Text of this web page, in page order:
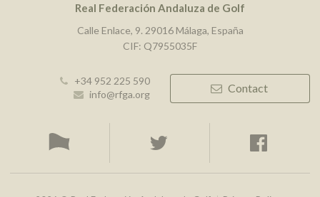
Real Federación Andaluza de Golf
Calle Enlace, 9. 29016 Málaga, España
CIF: Q7955035F
+34 952 225 590
info@rfga.org
Contact